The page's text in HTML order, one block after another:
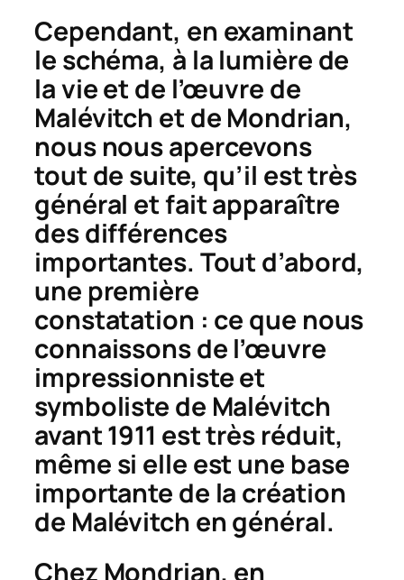
Cependant, en examinant
le schéma, à la lumière de
la vie et de l’œuvre de
Malévitch et de Mondrian,
nous nous apercevons
tout de suite, qu’il est très
général et fait apparaître
des différences
importantes. Tout d’abord,
une première
constatation : ce que nous
connaissons de l’œuvre
impressionniste et
symboliste de Malévitch
avant 1911 est très réduit,
même si elle est une base
importante de la création
de Malévitch en général.
Chez Mondrian, en